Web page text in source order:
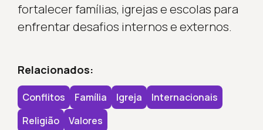
fortalecer famílias, igrejas e escolas para
enfrentar desafios internos e externos.
Relacionados:
Conflitos Família Igreja
Internacionais
Religião
Valores